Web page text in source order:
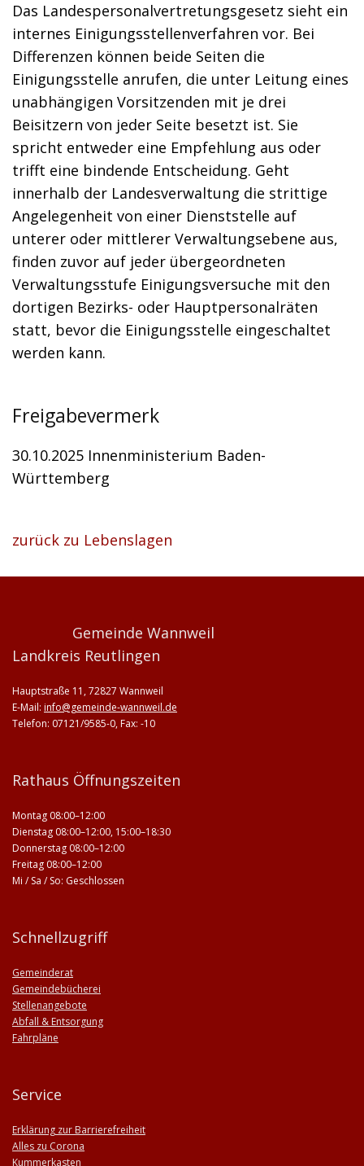
Das Landespersonalvertretungsgesetz sieht ein
internes Einigungsstellenverfahren vor. Bei
Differenzen können beide Seiten die
Einigungsstelle anrufen, die unter Leitung eines
unabhängigen Vorsitzenden mit je drei
Beisitzern von jeder Seite besetzt ist. Sie
spricht entweder eine Empfehlung aus oder
trifft eine bindende Entscheidung. Geht
innerhalb der Landesverwaltung die strittige
Angelegenheit von einer Dienststelle auf
unterer oder mittlerer Verwaltungsebene aus,
finden zuvor auf jeder übergeordneten
Verwaltungsstufe Einigungsversuche mit den
dortigen Bezirks- oder Hauptpersonalräten
statt, bevor die Einigungsstelle eingeschaltet
werden kann.
Freigabevermerk
30.10.2025 Innenministerium Baden-
Württemberg
zurück zu Lebenslagen
Gemeinde Wannweil
Landkreis Reutlingen
Hauptstraße 11, 72827 Wannweil
E-Mail: info@gemeinde-wannweil.de
Telefon: 07121/9585-0, Fax: -10
Rathaus Öffnungszeiten
Montag 08:00–12:00
Dienstag 08:00–12:00, 15:00–18:30
Donnerstag 08:00–12:00
Freitag 08:00–12:00
Mi / Sa / So: Geschlossen
Schnellzugriff
Gemeinderat
Gemeindebücherei
Stellenangebote
Abfall & Entsorgung
Fahrpläne
Service
Erklärung zur Barrierefreiheit
Alles zu Corona
Kummerkasten